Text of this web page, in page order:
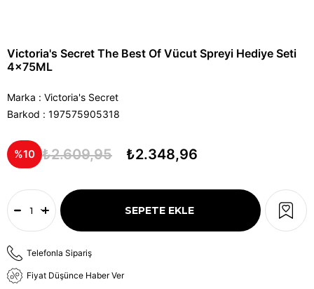
Victoria's Secret The Best Of Vücut Spreyi Hediye Seti
4x75ML
Marka : Victoria's Secret
Barkod : 197575905318
10 ₺2.609,95 ₺2.348,96
Telefonla Sipariş
Fiyat Düşünce Haber Ver